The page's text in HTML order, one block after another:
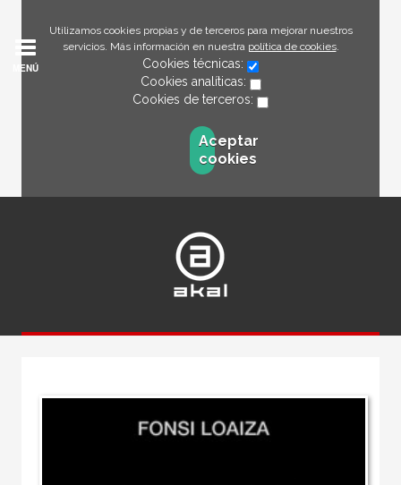
Utilizamos cookies propias y de terceros para mejorar nuestros
servicios. Más información en nuestra política de cookies.
Cookies técnicas:
Cookies analíticas:
Cookies de terceros:
Aceptar
cookies
MENÚ